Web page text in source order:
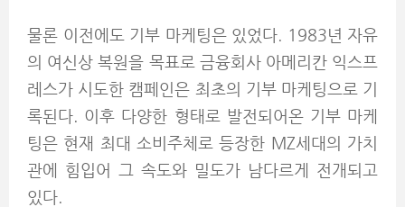
물론 이전에도 기부 마케팅은 있었다. 1983년 자유
의 여신상 복원을 목표로 금융회사 아메리칸 익스프
레스가 시도한 캠페인은 최초의 기부 마케팅으로 기
록된다. 이후 다양한 형태로 발전되어온 기부 마케
팅은 현재 최대 소비주체로 등장한 MZ세대의 가치
관에 힘입어 그 속도와 밀도가 남다르게 전개되고
있다.